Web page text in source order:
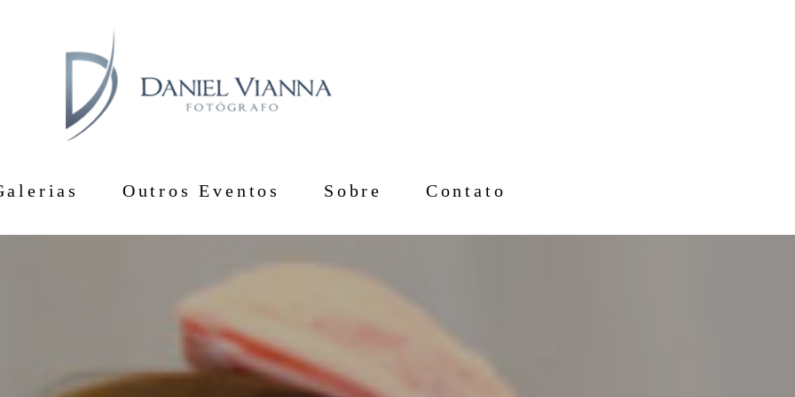
Outros Eventos Sobre Contato